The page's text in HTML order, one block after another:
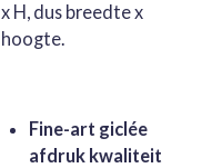
x H, dus breedte x
hoogte.
Fine-art giclée
afdruk kwaliteit